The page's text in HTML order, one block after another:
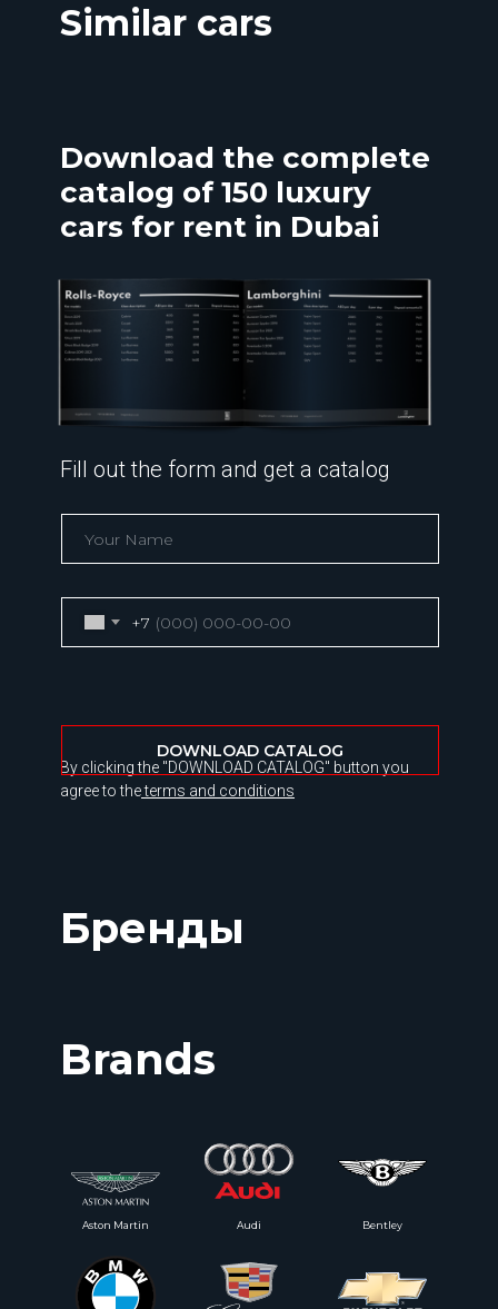
Similar cars
By clicking the "DOWNLOAD CATALOG" button you
agree to theterms and conditions
Download the complete
catalog of 150 luxury
cars for rent in Dubai
+7
DOWNLOAD CATALOG
Fill out the form and get a catalog
Бренды
Brands
Aston Martin Audi Bentley